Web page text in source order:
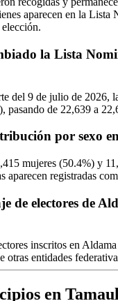
aparecen en la Lista
la Lista
del 9 de julio de 2026,
), pasando de 22,639 a
por sexo
mujeres (50.4%) y
aparecen registradas
de electores de
inscritos en
otras entidades
en